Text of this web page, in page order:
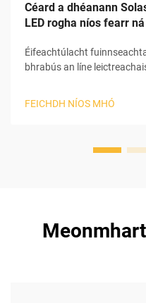
Céard a dhéanann
LED rogha níos fearr
Éifeachtúlacht
bhrabús an líne
soiléir acu thar roghanna
FEICHDH NÍOS MHÓ